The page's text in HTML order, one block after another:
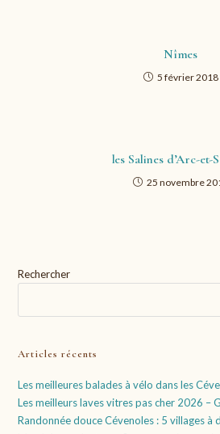
Nîmes
5 février 2018
les Salines d’Arc-et-
25 novembre
Rechercher
Articles récents
Les meilleures balades à vélo dans les
Les meilleurs laves vitres pas cher 2026 –
Randonnée douce Cévenoles : 5 villages à